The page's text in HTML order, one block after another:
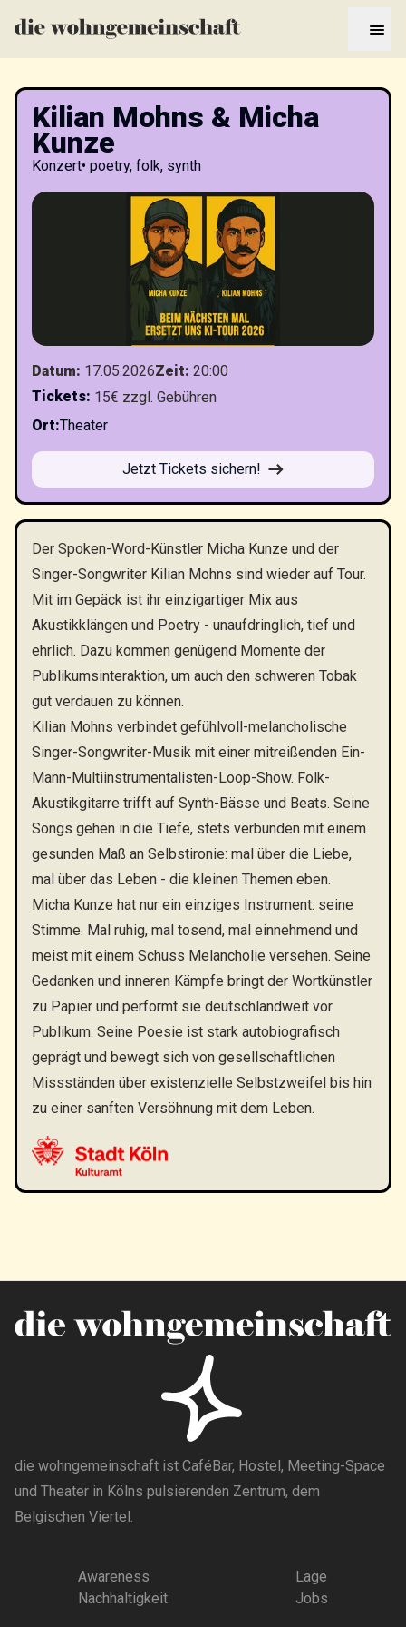
Kilian Mohns & Micha
Kunze
Konzert• poetry, folk, synth
Datum: 17.05.2026Zeit: 20:00
Tickets: 15€ zzgl. Gebühren
Ort:Theater
Jetzt Tickets sichern!
Der Spoken-Word-Künstler Micha Kunze und der
Singer-Songwriter Kilian Mohns sind wieder auf Tour.
Mit im Gepäck ist ihr einzigartiger Mix aus
Akustikklängen und Poetry - unaufdringlich, tief und
ehrlich. Dazu kommen genügend Momente der
Publikumsinteraktion, um auch den schweren Tobak
gut verdauen zu können.
Kilian Mohns verbindet gefühlvoll-melancholische
Singer-Songwriter-Musik mit einer mitreißenden Ein-
Mann-Multiinstrumentalisten-Loop-Show. Folk-
Akustikgitarre trifft auf Synth-Bässe und Beats. Seine
Songs gehen in die Tiefe, stets verbunden mit einem
gesunden Maß an Selbstironie: mal über die Liebe,
mal über das Leben - die kleinen Themen eben.
Micha Kunze hat nur ein einziges Instrument: seine
Stimme. Mal ruhig, mal tosend, mal einnehmend und
meist mit einem Schuss Melancholie versehen. Seine
Gedanken und inneren Kämpfe bringt der Wortkünstler
zu Papier und performt sie deutschlandweit vor
Publikum. Seine Poesie ist stark autobiografisch
geprägt und bewegt sich von gesellschaftlichen
Missständen über existenzielle Selbstzweifel bis hin
zu einer sanften Versöhnung mit dem Leben.
die wohngemeinschaft ist CaféBar, Hostel, Meeting-Space
und Theater in Kölns pulsierenden Zentrum, dem
Belgischen Viertel.
Awareness
Nachhaltigkeit
Lage
Jobs